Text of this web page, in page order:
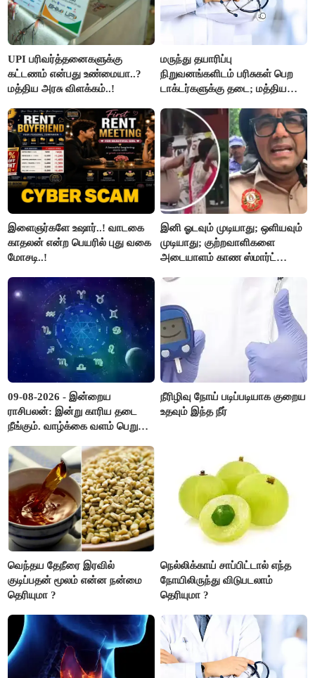
UPI பரிவர்த்தனைகளுக்கு
கட்டணம் என்பது உண்மையா..?
மத்திய அரசு விளக்கம்..!
மருந்து தயாரிப்பு
நிறுவனங்களிடம் பரிசுகள் பெற
டாக்டர்களுக்கு தடை; மத்திய
இளைஞர்களே உஷார்..! வாடகை
காதலன் என்ற பெயரில் புது வகை
மோசடி..!
இனி ஓடவும் முடியாது; ஒளியவும்
முடியாது; குற்றவாளிகளை
அடையாளம் காண ஸ்மார்ட்
09-08-2026 - இன்றைய
ராசிபலன்: இன்று காரிய தடை
நீங்கும். வாழ்க்கை வளம் பெறும்.
எடைபோடுவது நல்லது..!
நீரிழிவு நோய் படிப்படியாக குறைய
உதவும் இந்த நீர்
வெந்தய தேநீரை இரவில்
குடிப்பதன் மூலம் என்ன நன்மை
தெரியுமா ?
நெல்லிக்காய் சாப்பிட்டால் எந்த
நோயிலிருந்து விடுபடலாம்
தெரியுமா ?